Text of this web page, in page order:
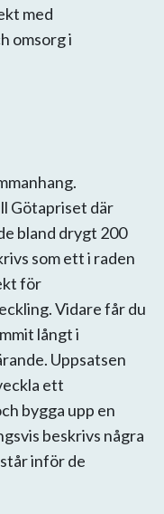
med
omsorg i
Götapriset där
bland drygt 200
som ett i raden
för
Vidare får du
långt i
Uppsatsen
ett
bygga upp en
beskrivs några
inför de